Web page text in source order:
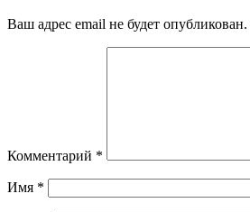
Ваш адрес email не будет опубликован.
Комментарий *
Имя *